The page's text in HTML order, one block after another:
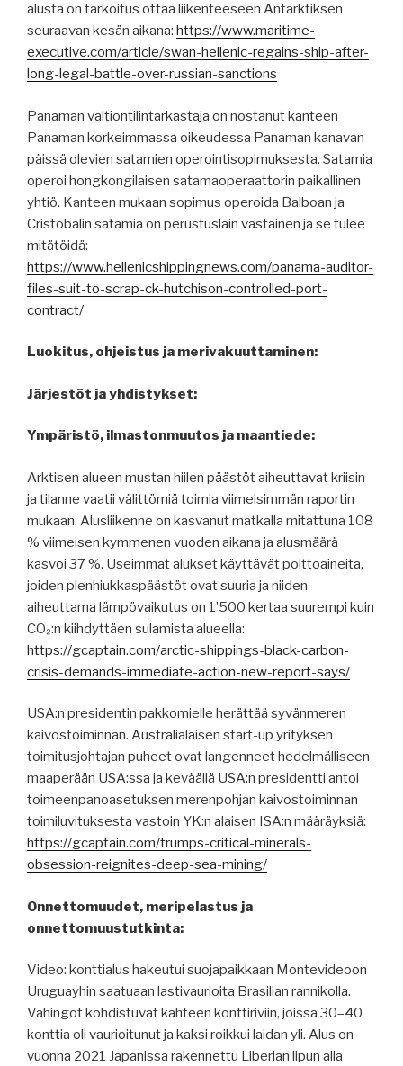
alusta on tarkoitus ottaa liikenteeseen Antarktiksen
seuraavan kesän aikana: https://www.maritime-
executive.com/article/swan-hellenic-regains-ship-after-
long-legal-battle-over-russian-sanctions
Panaman valtiontilintarkastaja on nostanut kanteen
Panaman korkeimmassa oikeudessa Panaman kanavan
päissä olevien satamien operointisopimuksesta. Satamia
operoi hongkongilaisen satamaoperaattorin paikallinen
yhtiö. Kanteen mukaan sopimus operoida Balboan ja
Cristobalin satamia on perustuslain vastainen ja se tulee
mitätöidä:
https://www.hellenicshippingnews.com/panama-auditor-
files-suit-to-scrap-ck-hutchison-controlled-port-
contract/
Luokitus, ohjeistus ja merivakuuttaminen:
Järjestöt ja yhdistykset:
Ympäristö, ilmastonmuutos ja maantiede:
Arktisen alueen mustan hiilen päästöt aiheuttavat kriisin
ja tilanne vaatii välittömiä toimia viimeisimmän raportin
mukaan. Alusliikenne on kasvanut matkalla mitattuna 108
% viimeisen kymmenen vuoden aikana ja alusmäärä
kasvoi 37 %. Useimmat alukset käyttävät polttoaineita,
joiden pienhiukkaspäästöt ovat suuria ja niiden
aiheuttama lämpövaikutus on 1’500 kertaa suurempi kuin
CO₂:n kiihdyttäen sulamista alueella:
https://gcaptain.com/arctic-shippings-black-carbon-
crisis-demands-immediate-action-new-report-says/
USA:n presidentin pakkomielle herättää syvänmeren
kaivostoiminnan. Australialaisen start-up yrityksen
toimitusjohtajan puheet ovat langenneet hedelmälliseen
maaperään USA:ssa ja keväällä USA:n presidentti antoi
toimeenpanoasetuksen merenpohjan kaivostoiminnan
toimiluvituksesta vastoin YK:n alaisen ISA:n määräyksiä:
https://gcaptain.com/trumps-critical-minerals-
obsession-reignites-deep-sea-mining/
Onnettomuudet, meripelastus ja
onnettomuustutkinta:
Video: konttialus hakeutui suojapaikkaan Montevideoon
Uruguayhin saatuaan lastivaurioita Brasilian rannikolla.
Vahingot kohdistuvat kahteen konttiriviin, joissa 30–40
konttia oli vaurioitunut ja kaksi roikkui laidan yli. Alus on
vuonna 2021 Japanissa rakennettu Liberian lipun alla